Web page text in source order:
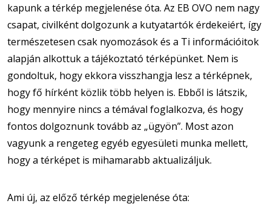
kapunk a térkép megjelenése óta. Az EB OVO nem nagy
csapat, civilként dolgozunk a kutyatartók érdekeiért, így
természetesen csak nyomozások és a Ti információitok
alapján alkottuk a tájékoztató térképünket. Nem is
gondoltuk, hogy ekkora visszhangja lesz a térképnek,
hogy fő hírként közlik több helyen is. Ebből is látszik,
hogy mennyire nincs a témával foglalkozva, és hogy
fontos dolgoznunk tovább az „ügyön”. Most azon
vagyunk a rengeteg egyéb egyesületi munka mellett,
hogy a térképet is mihamarabb aktualizáljuk.
Ami új, az előző térkép megjelenése óta: